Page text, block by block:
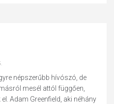
népszerűbb hívószó, de
mesél attól függően,
Adam Greenfield, aki néhány